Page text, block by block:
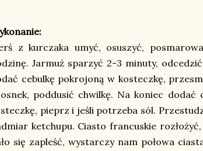
z kurczaka umyć, osuszyć,
Jarmuż sparzyć 2-3 minuty,
cebulkę pokrojoną w kosteczkę,
poddusić chwilkę. Na koniec
pieprz i jeśli potrzeba sól.
ketchupu. Ciasto francuskie
się zapleść, wystarczy nam połowa